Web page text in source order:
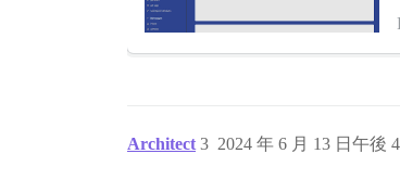
Architect 2024 年 6 月 13 日午後
3